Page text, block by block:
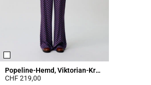
Popeline-Hemd, Viktorian-Kragen
CHF 219,00